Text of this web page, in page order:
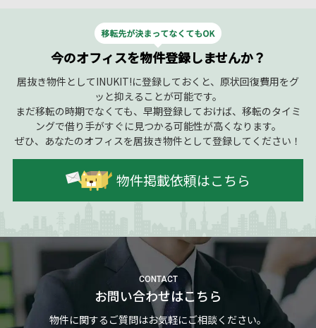
今のオフィスを物件登録しませんか？
居抜き物件としてINUKIT!に登録しておくと、原状回復費用をグ
ッと抑えることが可能です。
まだ移転の時期でなくても、早期登録しておけば、移転のタイミ
ングで借り手がすぐに見つかる可能性が高くなります。
ぜひ、あなたのオフィスを居抜き物件として登録してください！
物件掲載依頼はこちら
CONTACT
お問い合わせはこちら
物件に関するご質問はお気軽にご相談ください。